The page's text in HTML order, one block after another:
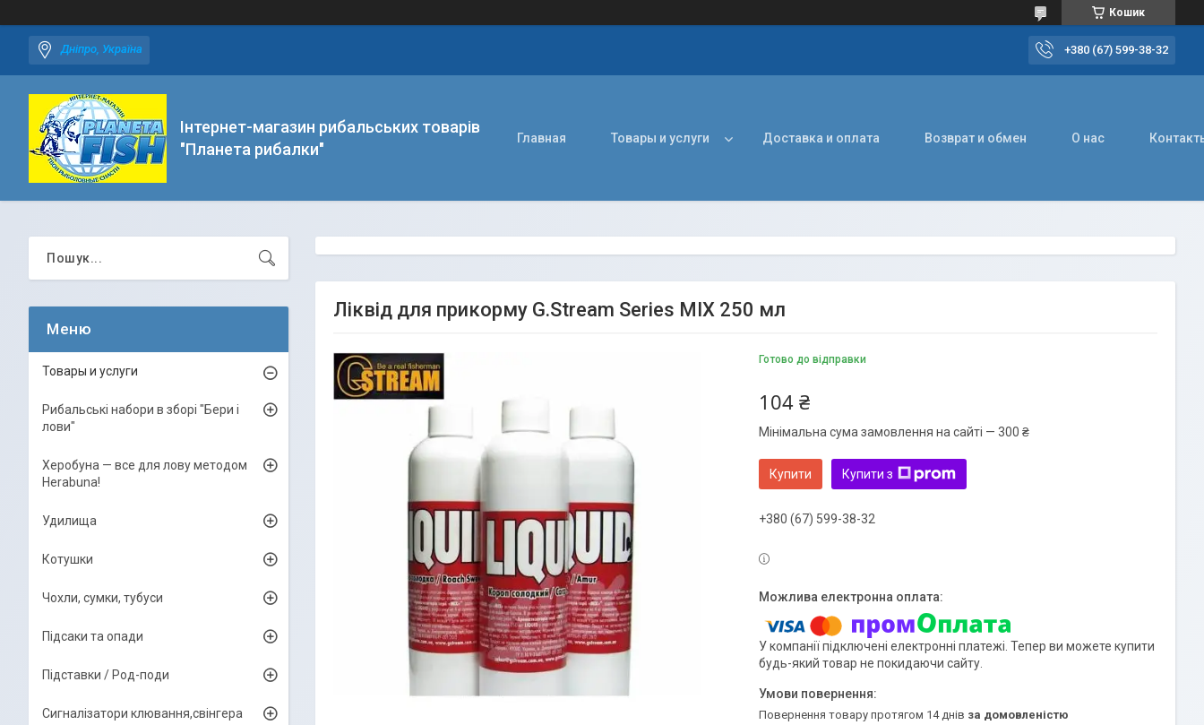
Кошик
Дніпро, Україна +380 (67) 599-38-32
Інтернет-магазин рибальських товарів
"Планета рибалки"
Главная Товары и услуги Доставка и оплата Возврат и обмен О нас
Ліквід для прикорму G.Stream Series MIX 250 мл
Готово до відправки
104 ₴
Мінімальна сума замовлення на сайті — 300 ₴
Купити Купити з
+380 (67) 599-38-32
У компанії підключені електронні платежі. Тепер ви можете купити
будь-який товар не покидаючи сайту.
повернення товару протягом 14 днів за домовленістю
Товары и услуги
Рибальські набори в зборі "Бери і
лови"
Херобуна — все для лову методом
Herabuna!
Удилища
Котушки
Чохли, сумки, тубуси
Підсаки та опади
Підставки / Род-поди
Сигналізатори клювання,свінгера